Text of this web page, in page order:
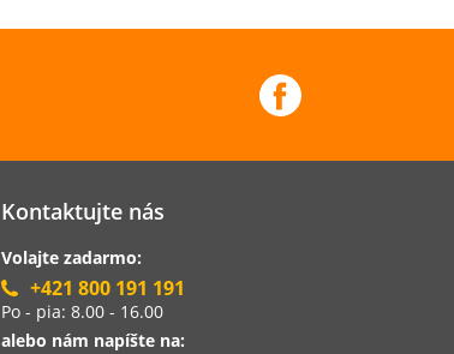
Kontaktujte nás
Volajte zadarmo:
+421 800 191 191
Po - pia: 8.00 - 16.00
alebo nám napíšte na: